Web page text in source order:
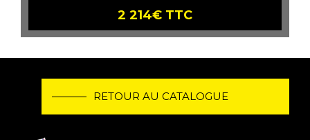
2 214€ TTC
RETOUR AU CATALOGUE